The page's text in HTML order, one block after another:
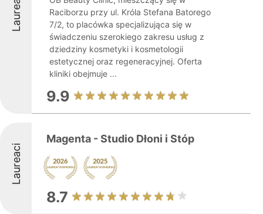
Laureaci
Raciborzu przy ul. Króla Stefana Batorego
7/2, to placówka specjalizująca się w
świadczeniu szerokiego zakresu usług z
dziedziny kosmetyki i kosmetologii
estetycznej oraz regeneracyjnej. Oferta
kliniki obejmuje ...
9.9
Laureaci
Magenta - Studio Dłoni i Stóp
8.7